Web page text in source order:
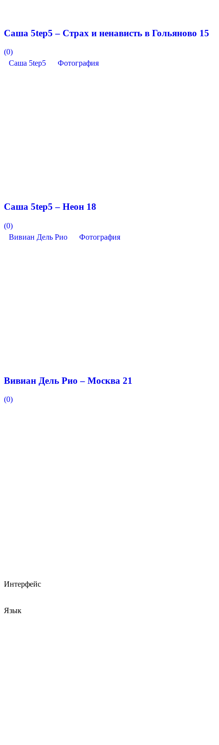
Саша 5tep5 – Страх и ненависть в Гольяново 15
(0)
Саша 5tep5
Фотография
Саша 5tep5 – Неон 18
(0)
Вивиан Дель Рио
Фотография
Вивиан Дель Рио – Москва 21
(0)
Интерфейс
Язык